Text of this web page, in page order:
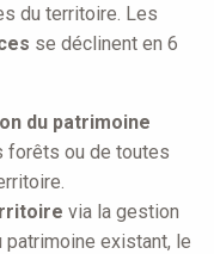
du territoire. Les
se déclinent en 6
du patrimoine
forêts ou de toutes
via la gestion
patrimoine existant, le